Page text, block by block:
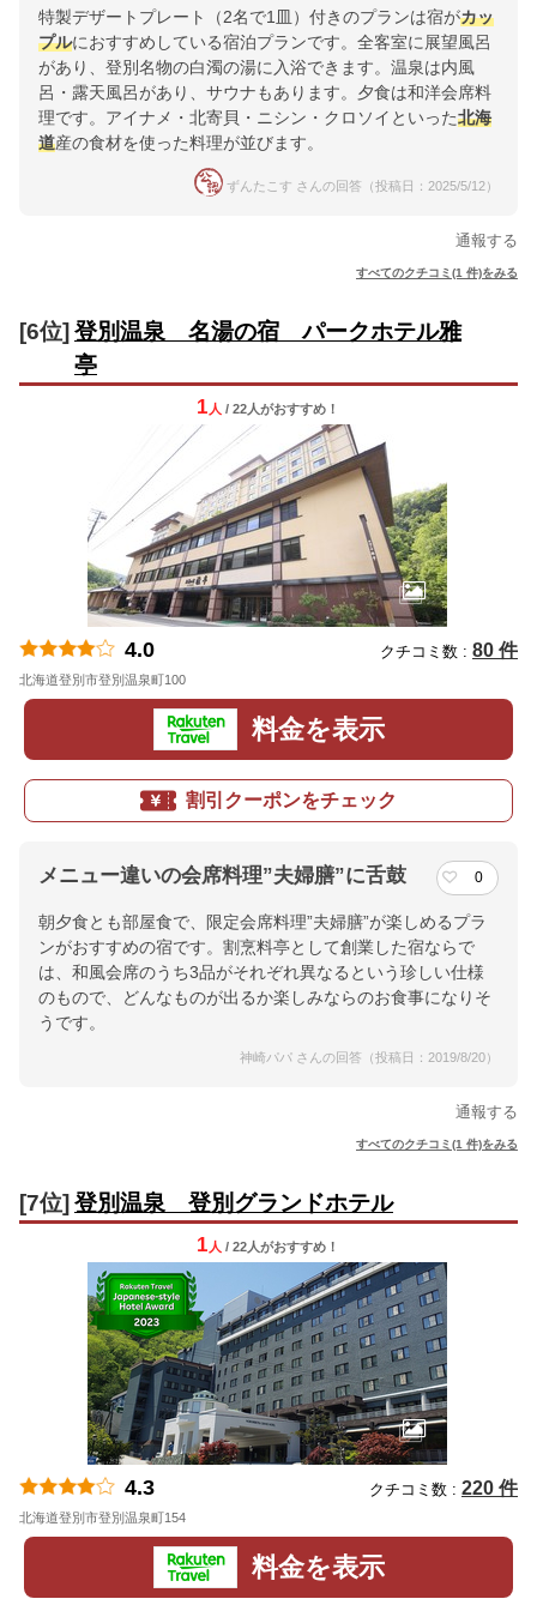
特製デザートプレート（2名で1皿）付きのプランは宿がカッ
プルにおすすめしている宿泊プランです。全客室に展望風呂
があり、登別名物の白濁の湯に入浴できます。温泉は内風
呂・露天風呂があり、サウナもあります。夕食は和洋会席料
理です。アイナメ・北寄貝・ニシン・クロソイといった北海
道産の食材を使った料理が並びます。
ずんたこす さんの回答（投稿日：2025/5/12）
通報する
すべてのクチコミ(1 件)をみる
[6位] 登別温泉 名湯の宿 パークホテル雅
亭
1 人 / 22人がおすすめ！
4.0 クチコミ数 : 80 件
北海道登別市登別温泉町100
料金を表示
割引クーポンをチェック
メニュー違いの会席料理”夫婦膳”に舌鼓 0
朝夕食とも部屋食で、限定会席料理”夫婦膳”が楽しめるプラ
ンがおすすめの宿です。割烹料亭として創業した宿ならで
は、和風会席のうち3品がそれぞれ異なるという珍しい仕様
のもので、どんなものが出るか楽しみならのお食事になりそ
うです。
神崎パパ さんの回答（投稿日：2019/8/20）
通報する
すべてのクチコミ(1 件)をみる
[7位] 登別温泉 登別グランドホテル
1 人 / 22人がおすすめ！
4.3 クチコミ数 : 220 件
北海道登別市登別温泉町154
料金を表示